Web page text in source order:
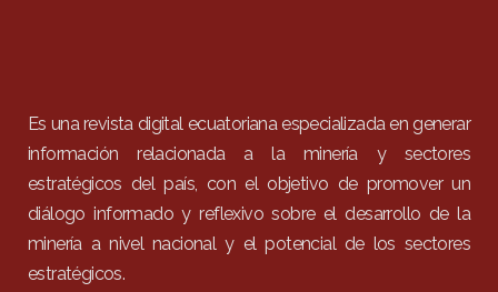
Es una revista digital ecuatoriana especializada en generar
información relacionada a la minería y sectores
estratégicos del país, con el objetivo de promover un
diálogo informado y reflexivo sobre el desarrollo de la
minería a nivel nacional y el potencial de los sectores
estratégicos.